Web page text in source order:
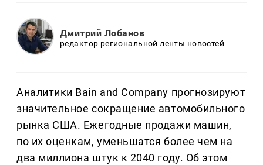
Дмитрий Лобанов
редактор региональной ленты новостей
Аналитики Bain and Company прогнозируют
значительное сокращение автомобильного
рынка США. Ежегодные продажи машин,
по их оценкам, уменьшатся более чем на
два миллиона штук к 2040 году. Об этом